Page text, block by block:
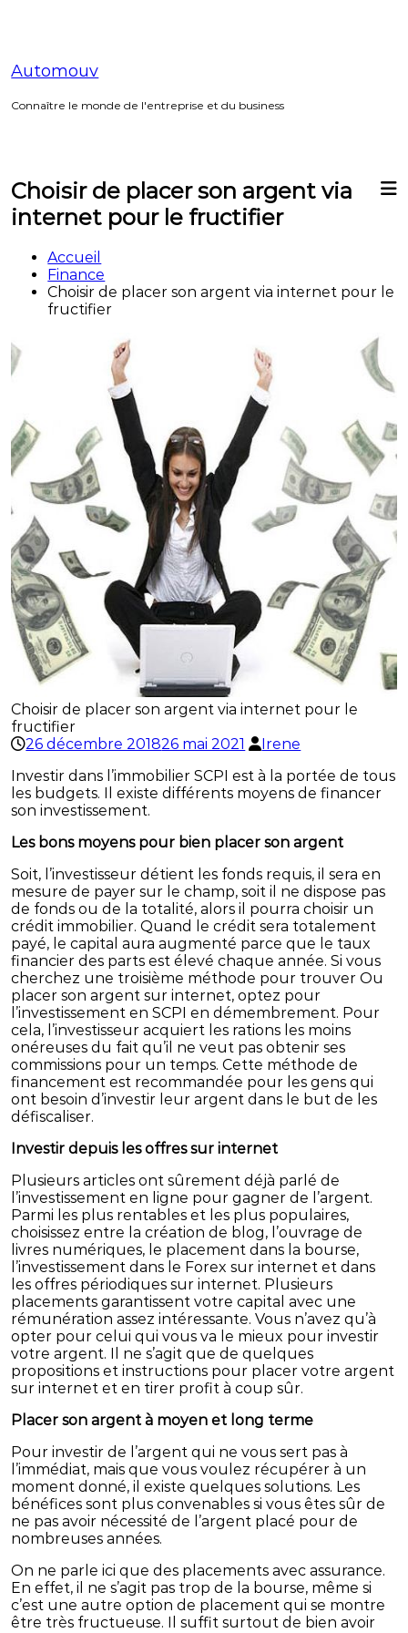
Automouv
Connaître le monde de l'entreprise et du business
Choisir de placer son argent via
internet pour le fructifier
Accueil
Finance
Choisir de placer son argent via internet pour le
fructifier
Choisir de placer son argent via internet pour le
fructifier
26 décembre 201826 mai 2021
Irene
Investir dans l’immobilier SCPI est à la portée de tous
les budgets. Il existe différents moyens de financer
son investissement.
Les bons moyens pour bien placer son argent
Soit, l’investisseur détient les fonds requis, il sera en
mesure de payer sur le champ, soit il ne dispose pas
de fonds ou de la totalité, alors il pourra choisir un
crédit immobilier. Quand le crédit sera totalement
payé, le capital aura augmenté parce que le taux
financier des parts est élevé chaque année. Si vous
cherchez une troisième méthode pour trouver Ou
placer son argent sur internet, optez pour
l’investissement en SCPI en démembrement. Pour
cela, l’investisseur acquiert les rations les moins
onéreuses du fait qu’il ne veut pas obtenir ses
commissions pour un temps. Cette méthode de
financement est recommandée pour les gens qui
ont besoin d’investir leur argent dans le but de les
défiscaliser.
Investir depuis les offres sur internet
Plusieurs articles ont sûrement déjà parlé de
l’investissement en ligne pour gagner de l’argent.
Parmi les plus rentables et les plus populaires,
choisissez entre la création de blog, l’ouvrage de
livres numériques, le placement dans la bourse,
l’investissement dans le Forex sur internet et dans
les offres périodiques sur internet. Plusieurs
placements garantissent votre capital avec une
rémunération assez intéressante. Vous n’avez qu’à
opter pour celui qui vous va le mieux pour investir
votre argent. Il ne s’agit que de quelques
propositions et instructions pour placer votre argent
sur internet et en tirer profit à coup sûr.
Placer son argent à moyen et long terme
Pour investir de l’argent qui ne vous sert pas à
l’immédiat, mais que vous voulez récupérer à un
moment donné, il existe quelques solutions. Les
bénéfices sont plus convenables si vous êtes sûr de
ne pas avoir nécessité de l’argent placé pour de
nombreuses années.
On ne parle ici que des placements avec assurance.
En effet, il ne s’agit pas trop de la bourse, même si
c’est une autre option de placement qui se montre
être très fructueuse. Il suffit surtout de bien avoir